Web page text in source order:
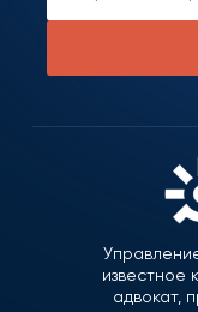
известное
адвокат,